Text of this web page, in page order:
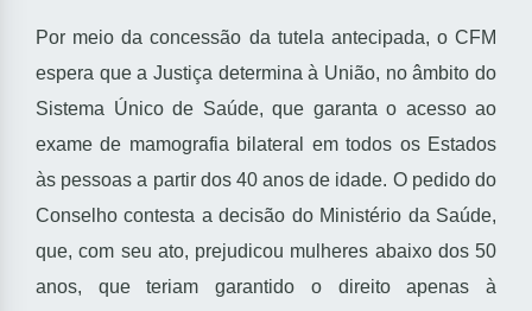
Por meio da concessão da tutela antecipada, o CFM
espera que a Justiça determina à União, no âmbito do
Sistema Único de Saúde, que garanta o acesso ao
exame de mamografia bilateral em todos os Estados
às pessoas a partir dos 40 anos de idade. O pedido do
Conselho contesta a decisão do Ministério da Saúde,
que, com seu ato, prejudicou mulheres abaixo dos 50
anos, que teriam garantido o direito apenas à